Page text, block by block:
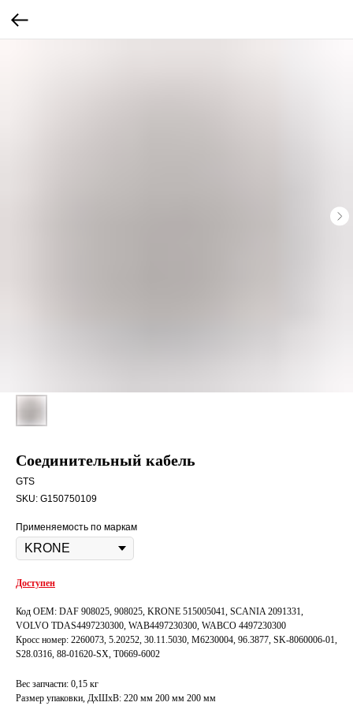
Соединительный кабель
GTS
SKU: G150750109
Применяемость по маркам
Доступен
Код OEM: DAF 908025, 908025, KRONE 515005041, SCANIA 2091331,
VOLVO TDAS4497230300, WAB4497230300, WABCO 4497230300
Кросс номер: 2260073, 5.20252, 30.11.5030, M6230004, 96.3877, SK-8060006-01,
S28.0316, 88-01620-SX, T0669-6002
Вес запчасти: 0,15 кг
Размер упаковки, ДxШxВ: 220 мм 200 мм 200 мм